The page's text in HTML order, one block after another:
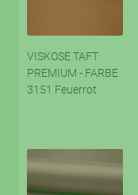
VISKOSE TAFT
PREMIUM - FARBE
3151 Feuerrot